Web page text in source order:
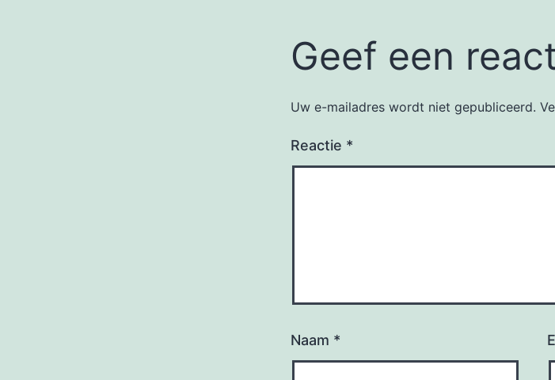
Geef een
Uw e-mailadres wordt niet gepubliceerd.
Reactie *
Naam *